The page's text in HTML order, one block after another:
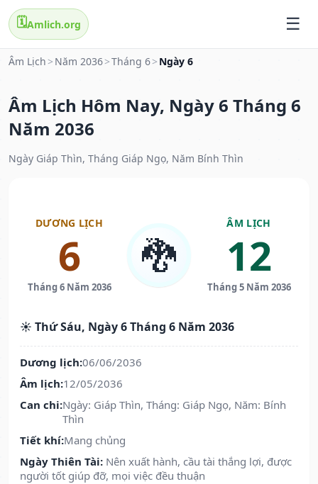
🗓️Amlich.org
Âm Lịch > Năm 2036>Tháng 6> Ngày 6
Âm Lịch Hôm Nay, Ngày 6 Tháng 6
Năm 2036
Ngày Giáp Thìn, Tháng Giáp Ngọ, Năm Bính Thìn
DƯƠNG LỊCH
6
Tháng 6 Năm 2036
🐉
ÂM LỊCH
12
Tháng 5 Năm 2036
☀️ Thứ Sáu, Ngày 6 Tháng 6 Năm 2036
Dương lịch:06/06/2036
Âm lịch:12/05/2036
Can chi:Ngày: Giáp Thìn, Tháng: Giáp Ngọ, Năm: Bính
Thìn
Tiết khí:Mang chủng
Ngày Thiên Tài: Nên xuất hành, cầu tài thắng lợi, được
người tốt giúp đỡ, mọi việc đều thuận